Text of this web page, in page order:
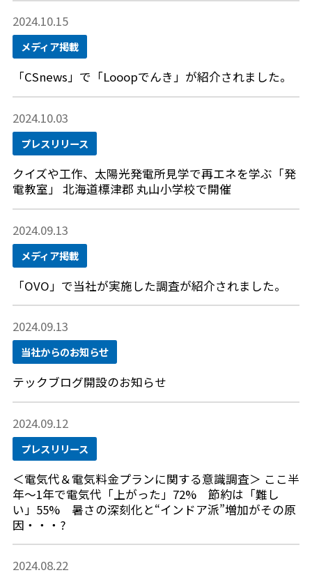
2024.10.15
メディア掲載
「CSnews」で「Looopでんき」が紹介されました。
2024.10.03
プレスリリース
クイズや工作、太陽光発電所見学で再エネを学ぶ「発
電教室」 北海道標津郡 丸山小学校で開催
2024.09.13
メディア掲載
「OVO」で当社が実施した調査が紹介されました。
2024.09.13
当社からのお知らせ
テックブログ開設のお知らせ
2024.09.12
プレスリリース
＜電気代＆電気料金プランに関する意識調査＞ ここ半
年～1年で電気代「上がった」72% 節約は「難し
い」55% 暑さの深刻化と“インドア派”増加がその原
因・・・?
2024.08.22